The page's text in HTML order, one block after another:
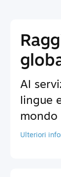
Al
lingue
mondo
Ulteriori